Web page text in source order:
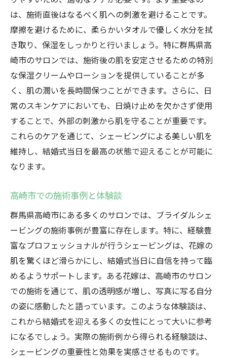
は、施術直後はなるべく肌への刺激を避けることです。
摩擦を避けるために、柔らかいタオルで優しく水分を拭
き取り、保湿をしっかりと行いましょう。特に群馬県高
崎市のサロンでは、施術後の肌を安定させるための特別
な保湿クリームやローションを提供していることが多
く、肌の潤いを長時間保つことができます。さらに、日
常のスキンケアにおいても、日焼け止めを欠かさず使用
することで、外部の刺激から肌を守ることが重要です。
これらのケアを通じて、シェービングによる美しい肌を
維持し、結婚式当日を最高の状態で迎えることが可能に
なります。
高崎市での施術事例と体験談
群馬県高崎市にある多くのサロンでは、ブライダルシェ
ービングの施術事例が豊富に存在します。特に、経験豊
富なプロフェッショナルが行うシェービングは、花嫁の
肌を驚くほど滑らかにし、結婚式当日に自信を持って臨
めるようサポートします。ある花嫁は、高崎市のサロン
での施術を通じて、肌の透明感が増し、写真に写る自分
の姿に感動したと語っています。このような体験談は、
これから結婚式を迎える多くの女性にとって大いに参考
になるでしょう。実際の施術例から得られる経験談は、
シェービングの重要性と効果を実感させるものです。